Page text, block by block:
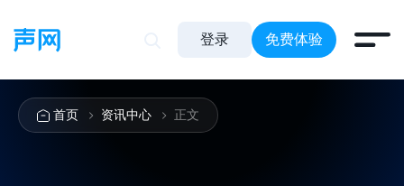
登录 免费体验
首页 资讯中心 正文